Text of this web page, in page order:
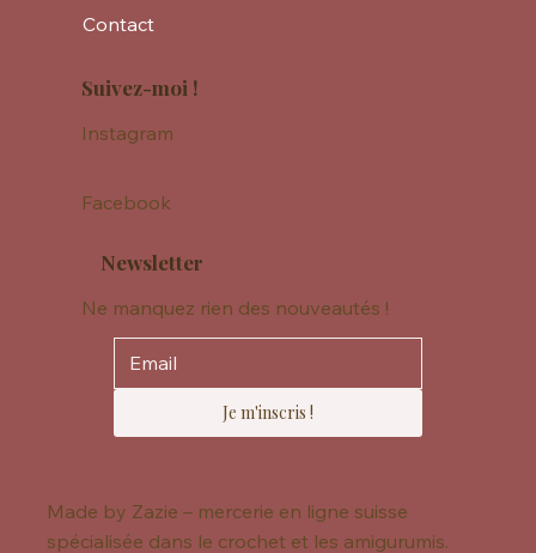
Contact
Suivez-moi !
Instagram
Facebook
Newsletter
Ne manquez rien des nouveautés !
Je m'inscris !
Made by Zazie – mercerie en ligne suisse
spécialisée dans le crochet et les amigurumis.